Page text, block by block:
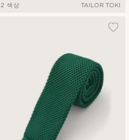
2 색상 TAILOR TOKI